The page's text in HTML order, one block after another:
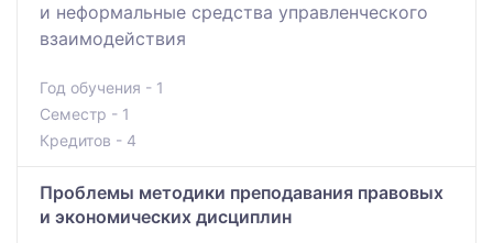
и неформальные средства управленческого
взаимодействия
Год обучения - 1
Семестр - 1
Кредитов - 4
Проблемы методики преподавания правовых
и экономических дисциплин